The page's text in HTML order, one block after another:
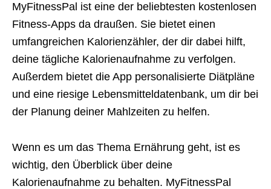
MyFitnessPal ist eine der beliebtesten kostenlosen
Fitness-Apps da draußen. Sie bietet einen
umfangreichen Kalorienzähler, der dir dabei hilft,
deine tägliche Kalorienaufnahme zu verfolgen.
Außerdem bietet die App personalisierte Diätpläne
und eine riesige Lebensmitteldatenbank, um dir bei
der Planung deiner Mahlzeiten zu helfen.
Wenn es um das Thema Ernährung geht, ist es
wichtig, den Überblick über deine
Kalorienaufnahme zu behalten. MyFitnessPal